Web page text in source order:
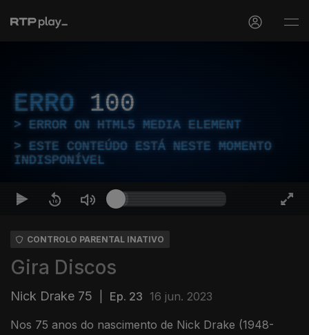
ERRO 100
ERROR ON HTML5 MEDIA ELEMENT
ESTE CONTEÚDO ESTÁ NESTE MOMENTO
INDISPONÍVEL
CONTROLO PARENTAL INATIVO
Gira Discos
Nick Drake 75 Ep. 23 16 jun. 2023
Nos 75 anos do nascimento de Nick Drake (1948-